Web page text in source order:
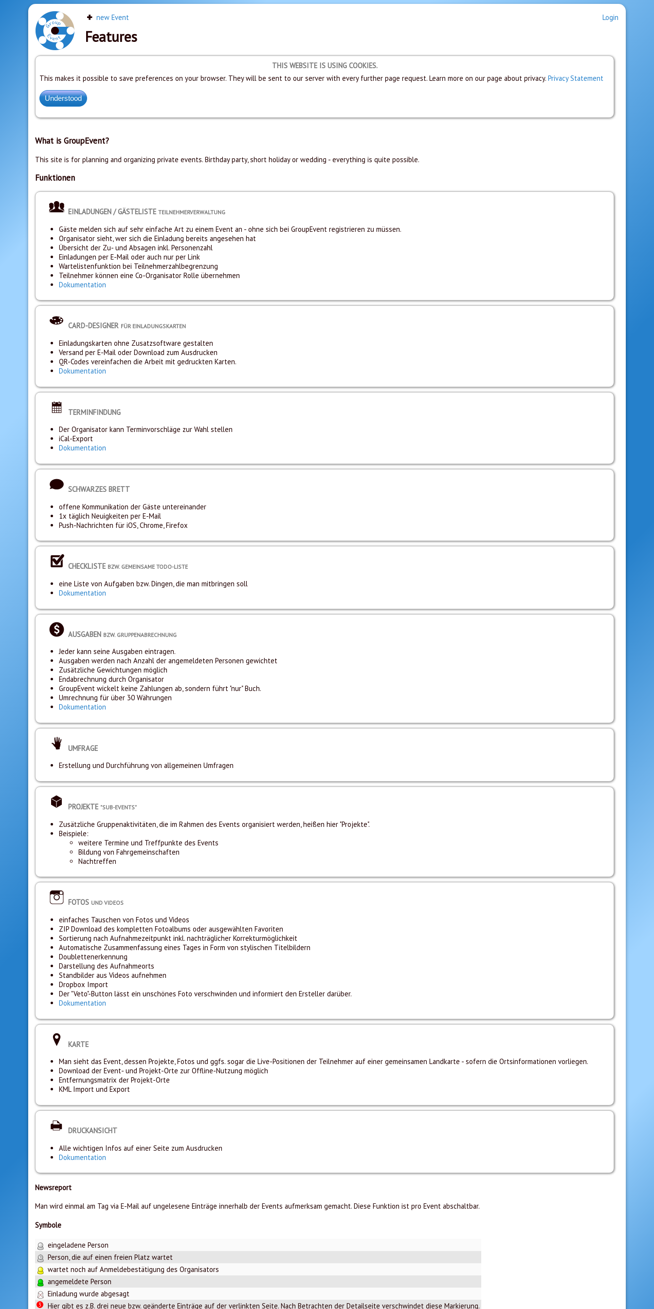
new Event Login
Features
THIS WEBSITE IS USING COOKIES.
This makes it possible to save preferences on your browser. They will be sent to our server with every further page request. Learn more on our page about privacy. Privacy Statement
What is GroupEvent?
This site is for planning and organizing private events. Birthday party, short holiday or wedding - everything is quite possible.
Funktionen
EINLADUNGEN / GÄSTELISTE TEILNEHMERVERWALTUNG
Gäste melden sich auf sehr einfache Art zu einem Event an - ohne sich bei GroupEvent registrieren zu müssen.
Organisator sieht, wer sich die Einladung bereits angesehen hat
Übersicht der Zu- und Absagen inkl. Personenzahl
Einladungen per E-Mail oder auch nur per Link
Wartelistenfunktion bei Teilnehmerzahlbegrenzung
Teilnehmer können eine Co-Organisator Rolle übernehmen
Dokumentation
CARD-DESIGNER FÜR EINLADUNGSKARTEN
Einladungskarten ohne Zusatzsoftware gestalten
Versand per E-Mail oder Download zum Ausdrucken
QR-Codes vereinfachen die Arbeit mit gedruckten Karten.
Dokumentation
TERMINFINDUNG
Der Organisator kann Terminvorschläge zur Wahl stellen
iCal-Export
Dokumentation
SCHWARZES BRETT
offene Kommunikation der Gäste untereinander
1x täglich Neuigkeiten per E-Mail
Push-Nachrichten für iOS, Chrome, Firefox
CHECKLISTE BZW. GEMEINSAME TODO-LISTE
eine Liste von Aufgaben bzw. Dingen, die man mitbringen soll
Dokumentation
AUSGABEN BZW. GRUPPENABRECHNUNG
Jeder kann seine Ausgaben eintragen.
Ausgaben werden nach Anzahl der angemeldeten Personen gewichtet
Zusätzliche Gewichtungen möglich
Endabrechnung durch Organisator
GroupEvent wickelt keine Zahlungen ab, sondern führt "nur" Buch.
Umrechnung für über 30 Währungen
Dokumentation
UMFRAGE
Erstellung und Durchführung von allgemeinen Umfragen
PROJEKTE "SUB-EVENTS"
Zusätzliche Gruppenaktivitäten, die im Rahmen des Events organisiert werden, heißen hier "Projekte".
Beispiele:
weitere Termine und Treffpunkte des Events
Bildung von Fahrgemeinschaften
Nachtreffen
FOTOS UND VIDEOS
einfaches Tauschen von Fotos und Videos
ZIP Download des kompletten Fotoalbums oder ausgewählten Favoriten
Sortierung nach Aufnahmezeitpunkt inkl. nachträglicher Korrekturmöglichkeit
Automatische Zusammenfassung eines Tages in Form von stylischen Titelbildern
Doublettenerkennung
Darstellung des Aufnahmeorts
Standbilder aus Videos aufnehmen
Dropbox Import
Der "Veto"-Button lässt ein unschönes Foto verschwinden und informiert den Ersteller darüber.
Dokumentation
KARTE
Man sieht das Event, dessen Projekte, Fotos und ggfs. sogar die Live-Positionen der Teilnehmer auf einer gemeinsamen Landkarte - sofern die Ortsinformationen vorliegen.
Download der Event- und Projekt-Orte zur Offline-Nutzung möglich
Entfernungsmatrix der Projekt-Orte
KML Import und Export
DRUCKANSICHT
Alle wichtigen Infos auf einer Seite zum Ausdrucken
Dokumentation
Newsreport
Man wird einmal am Tag via E-Mail auf ungelesene Einträge innerhalb der Events aufmerksam gemacht. Diese Funktion ist pro Event abschaltbar.
Symbole
eingeladene Person
Person, die auf einen freien Platz wartet
wartet noch auf Anmeldebestätigung des Organisators
angemeldete Person
Einladung wurde abgesagt
3 Hier gibt es z.B. drei neue bzw. geänderte Einträge auf der verlinkten Seite. Nach Betrachten der Detailseite verschwindet diese Markierung.